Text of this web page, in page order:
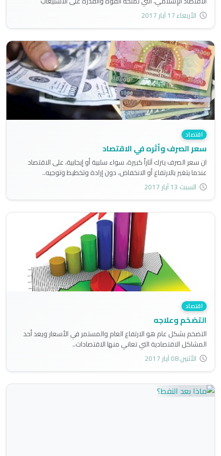
والشمول..
الأربعاء 17 آيار 2017
اقتصاد
سعر الصرف وأثره في الاقتصاد
ان سعر الصرف يترك آثاراً كبيرة، سواء سلبية أو إيجابية، على الاقتصاد
عندما يتغير بالارتفاع أو الانخفاض، دون إرادة وتخطيط وتوجيه..
السبت 13 آيار 2017
اقتصاد
التضخم وعلاجه
التضخم بشكل عام هو الارتفاع العام والمستمر في الأسعار ويعد أحد
المشاكل الاقتصادية التي تعاني منها الاقتصادات..
الأثنين 08 آيار 2017